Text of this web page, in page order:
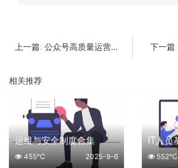
上一篇: 公众号高质量运营系列课 下一篇:
相关推荐
运维与安全制度合集
2025-9-6
455℃ 552℃